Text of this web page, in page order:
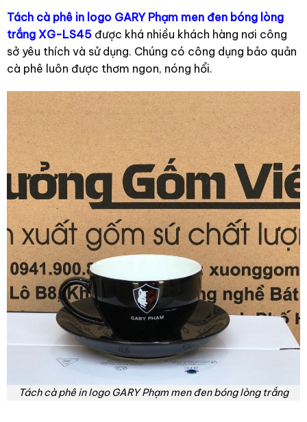
Tách cà phê in logo GARY Phạm men đen bóng lòng
trắng XG-LS45được khá nhiều khách hàng nơi công
sở yêu thích và sử dụng. Chúng có công dụng bảo quản
cà phê luôn được thơm ngon, nóng hổi.
Tách cà phê in logo GARY Phạm men đen bóng lòng trắng